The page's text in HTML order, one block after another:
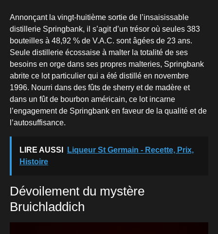
Annonçant la vingt-huitième sortie de l’insaisissable
distillerie Springbank, il s’agit d’un trésor où seules 383
bouteilles à 48,92 % de V.A.C. sont âgées de 23 ans.
Seule distillerie écossaise à malter la totalité de ses
besoins en orge dans ses propres malteries, Springbank
abrite ce lot particulier qui a été distillé en novembre
1996. Nourri dans des fûts de sherry et de madère et
dans un fût de bourbon américain, ce lot incarne
l’engagement de Springbank en faveur de la qualité et de
l’autosuffisance.
LIRE AUSSI
Liqueur St Germain - Recette, Prix,
Histoire
Dévoilement du mystère
Bruichladdich